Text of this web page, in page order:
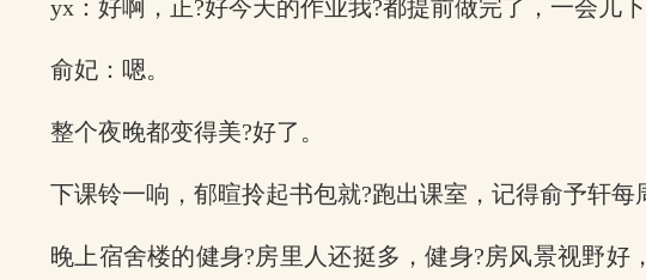
yx：好啊，正?好今天的作业我?都提前做完了，一会儿下
俞妃：嗯。
整个夜晚都变得美?好了。
下课铃一响，郁暄拎起书包就?跑出课室，记得俞予轩
晚上宿舍楼的健身?房里人还挺多，健身?房风景视野